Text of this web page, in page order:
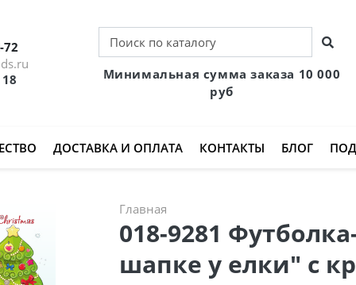
72
Минимальная сумма заказа 10 000
руб
ДОСТАВКА И ОПЛАТА КОНТАКТЫ БЛОГ
Главная
018-9281
шапке у елки" с